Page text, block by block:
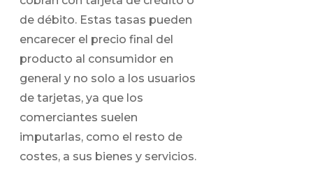
de débito. Estas tasas pueden
encarecer el precio final del
producto al consumidor en
general y no solo a los usuarios
de tarjetas, ya que los
comerciantes suelen
imputarlas, como el resto de
costes, a sus bienes y servicios.